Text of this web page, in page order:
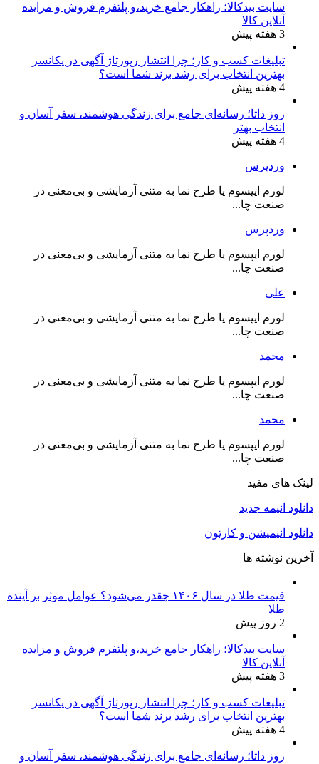
سایت بیدکالا؛ راهکار جامع خرید،و پلتفرم فروش و مزایده
آنلاین کالا
3 هفته پیش
تبلیغات کسب و کار؛ چرا انتشار رپورتاژ آگهی در یکانسر
بهترین انتخاب برای رشد برند شما است؟
4 هفته پیش
روز داتا؛ رسانه‌ای جامع برای زندگی هوشمند، سفر آسان و
انتخاب بهتر
4 هفته پیش
وردپرس
لورم ایپسوم یا طرح‌ نما به متنی آزمایشی و بی‌معنی در
صنعت چا...
وردپرس
لورم ایپسوم یا طرح‌ نما به متنی آزمایشی و بی‌معنی در
صنعت چا...
علی
لورم ایپسوم یا طرح‌ نما به متنی آزمایشی و بی‌معنی در
صنعت چا...
محمد
لورم ایپسوم یا طرح‌ نما به متنی آزمایشی و بی‌معنی در
صنعت چا...
محمد
لورم ایپسوم یا طرح‌ نما به متنی آزمایشی و بی‌معنی در
صنعت چا...
لینک های مفید
دانلود انیمه جدید
دانلود انیمیشن و کارتون
آخرین نوشته ها
قیمت طلا در سال ۱۴۰۶ چقدر می‌شود؟ عوامل موثر بر آینده
طلا
2 روز پیش
سایت بیدکالا؛ راهکار جامع خرید،و پلتفرم فروش و مزایده
آنلاین کالا
3 هفته پیش
تبلیغات کسب و کار؛ چرا انتشار رپورتاژ آگهی در یکانسر
بهترین انتخاب برای رشد برند شما است؟
4 هفته پیش
روز داتا؛ رسانه‌ای جامع برای زندگی هوشمند، سفر آسان و